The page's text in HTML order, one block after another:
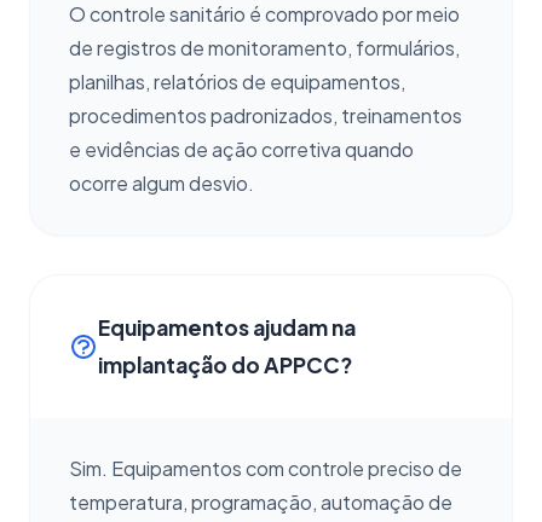
O controle sanitário é comprovado por meio
de registros de monitoramento, formulários,
planilhas, relatórios de equipamentos,
procedimentos padronizados, treinamentos
e evidências de ação corretiva quando
ocorre algum desvio.
Equipamentos ajudam na
implantação do APPCC?
Sim. Equipamentos com controle preciso de
temperatura, programação, automação de